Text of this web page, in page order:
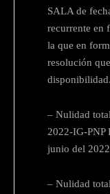
SALA de
recurrente en
la que en
resolución
disponibilidad.
– Nulidad
2022-IG-PNP
junio del
– Nulidad